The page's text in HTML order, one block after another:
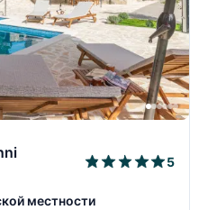
5
местности